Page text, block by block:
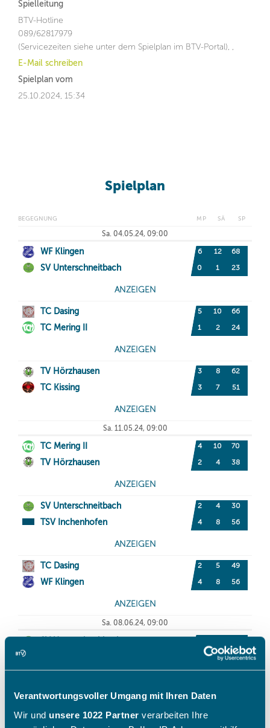
Verantwortungsvoller Umgang mit Ihren Daten
Wir und unsere 1022 Partner verarbeiten Ihre